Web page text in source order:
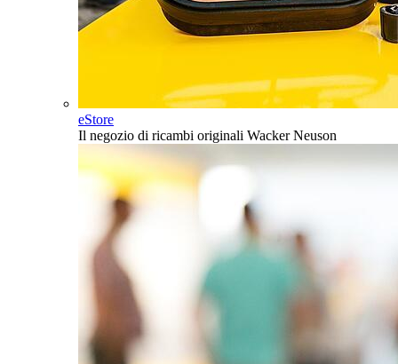
eStore
Il negozio di ricambi originali Wacker Neuson